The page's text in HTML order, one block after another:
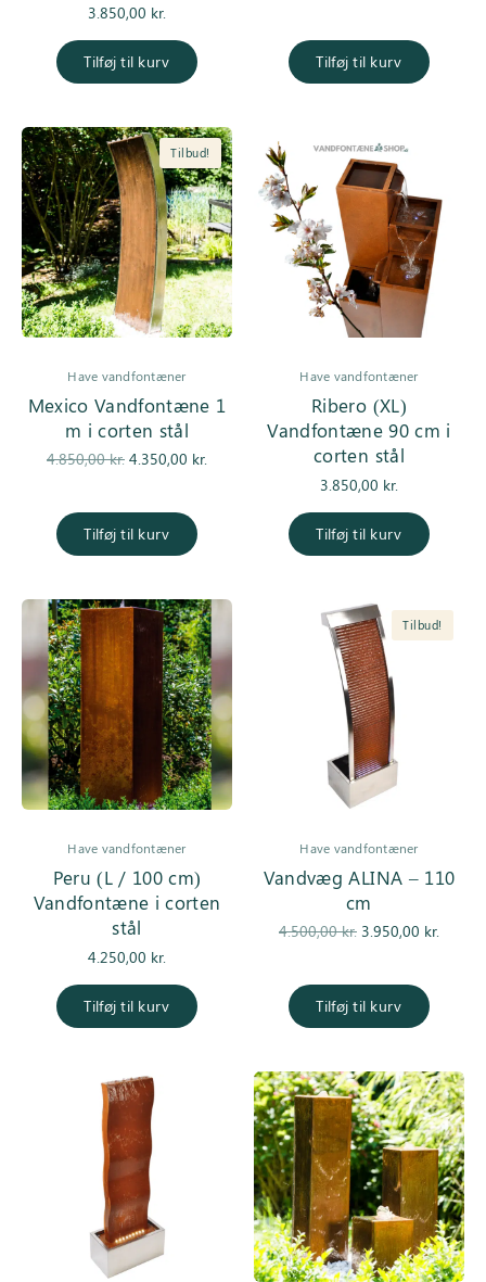
3.850,00 kr.
Tilføj til kurv Tilføj til kurv
Tilbud!
Have vandfontæner
Mexico Vandfontæne 1
m i corten stål
4.850,00kr.
Den
4.850,00 kr..
4.350,00 kr.
Tilføj til kurv
Have vandfontæner
Ribero (XL)
Vandfontæne 90 cm i
corten stål
3.850,00 kr.
Tilføj til kurv
Have vandfontæner
Peru (L / 100 cm)
Vandfontæne i corten
stål
4.250,00 kr.
Tilføj til kurv
Tilbud!
Have vandfontæner
Vandvæg ALINA – 110
cm
4.500,00kr.
Den
4.500,00 kr..
3.950,00 kr.
Tilføj til kurv